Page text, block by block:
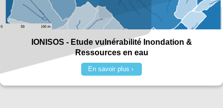
IONISOS - Etude vulnérabilité Inondation &
Ressources en eau
En savoir plus